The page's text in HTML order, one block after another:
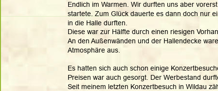
Endlich im Warmen. Wir durften uns aber
startete. Zum Glück dauerte es dann doch nur
in die Halle durften.
Diese war zur Hälfte durch einen riesigen
An den Außenwänden und der Hallendecke
Atmosphäre aus.
Es hatten sich auch schon einige
Preisen war auch gesorgt. Der Werbestand
Seit meinem letzten Konzertbesuch in Wildau